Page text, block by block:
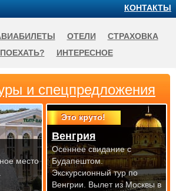
и спецпредложения
место
Это круто!
Венгрия
Осеннее свидание с
Будапештом.
Экскурсионный тур по
Венгрии. Вылет из Москвы в
КОНТАКТЫ
ОТЕЛИ
СТРАХОВКА
ИНТЕРЕСНОЕ